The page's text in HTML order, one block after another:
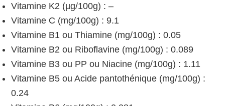
Vitamine K2 (µg/100g) : –
Vitamine C (mg/100g) : 9.1
Vitamine B1 ou Thiamine (mg/100g) : 0.05
Vitamine B2 ou Riboflavine (mg/100g) : 0.089
Vitamine B3 ou PP ou Niacine (mg/100g) : 1.11
Vitamine B5 ou Acide pantothénique (mg/100g) :
0.24